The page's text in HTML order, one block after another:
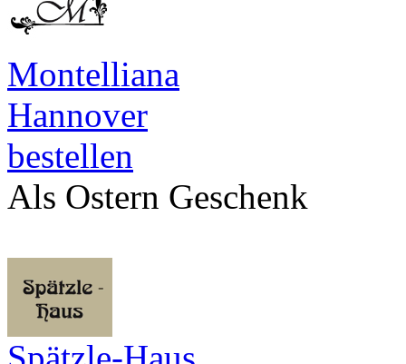
Montelliana
Hannover
bestellen
Als Ostern Geschenk